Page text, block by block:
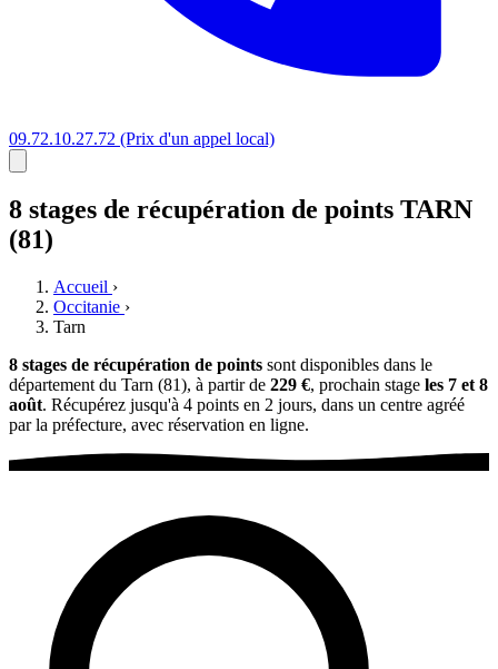
09.72.10.27.72 (Prix d'un appel local)
8 stages de récupération de points TARN
(81)
Accueil ›
Occitanie ›
Tarn
8 stages de récupération de points sont disponibles dans le
département du Tarn (81), à partir de 229 €, prochain stage les 7 et 8
août. Récupérez jusqu'à 4 points en 2 jours, dans un centre agréé
par la préfecture, avec réservation en ligne.